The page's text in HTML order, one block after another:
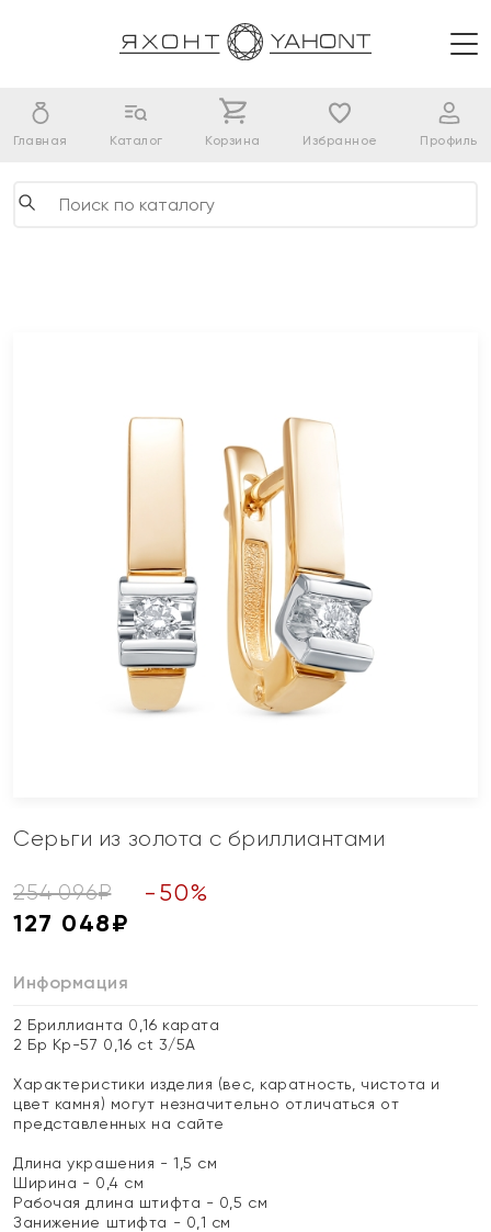
Главная Каталог Корзина Избранное Профиль
Серьги из золота с бриллиантами
254 096₽ - 50%
127 048₽
Информация
2 Бриллианта 0,16 карата
2 Бр Кр-57 0,16 ct 3/5А
Характеристики изделия (вес, каратность, чистота и
цвет камня) могут незначительно отличаться от
представленных на сайте
Длина украшения - 1,5 см
Ширина - 0,4 см
Рабочая длина штифта - 0,5 см
Занижение штифта - 0,1 см